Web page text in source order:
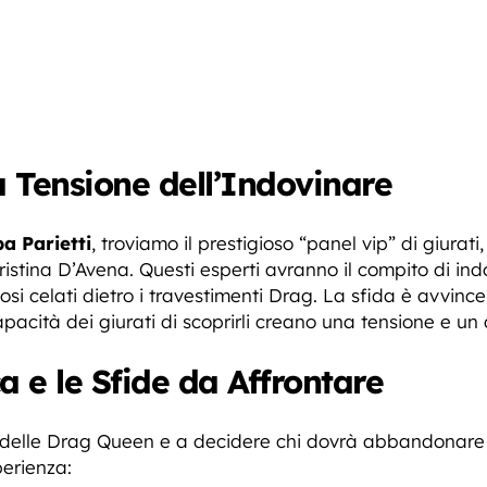
dell’Indovinare
Parietti, troviamo il prestigioso “panel vip” di
D’Avena. Questi esperti avranno il compito di
celati dietro i travestimenti Drag. La sfida è
dei giurati di scoprirli creano una tensione e un
e le Sfide da Affrontare
Drag Queen e a decidere chi dovrà